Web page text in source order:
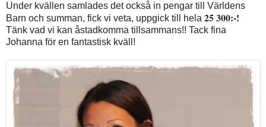
Under kvällen samlades det också in pengar till Världens
Barn och summan, fick vi veta, uppgick till hela 25 300:-!
Tänk vad vi kan åstadkomma tillsammans!! Tack fina
Johanna för en fantastisk kväll!